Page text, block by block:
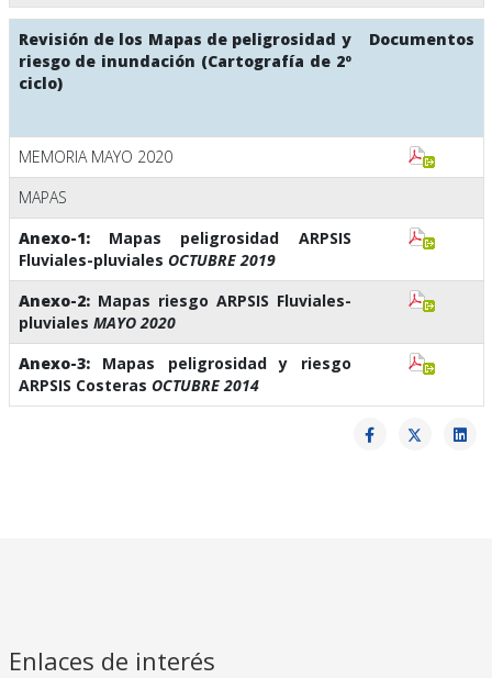
Revisión de los Mapas de peligrosidad y
riesgo de inundación (Cartografía de 2º
ciclo)
Documentos
MEMORIA MAYO 2020
MAPAS
Anexo-1:Mapas peligrosidad ARPSIS
Fluviales-pluviales OCTUBRE 2019
Anexo-2:Mapas riesgo ARPSIS Fluviales-
pluviales MAYO 2020
Anexo-3:Mapas peligrosidad y riesgo
ARPSIS Costeras OCTUBRE 2014
Enlaces de interés